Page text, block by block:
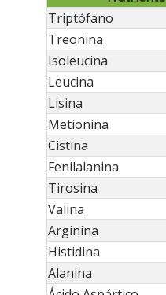
Triptófano
Treonina
Isoleucina
Leucina
Lisina
Metionina
Cistina
Fenilalanina
Tirosina
Valina
Arginina
Histidina
Alanina